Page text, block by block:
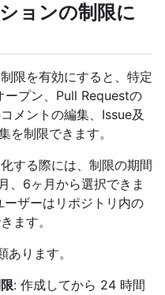
ョンの制限に
限を有効にすると、特定
ープン、Pull Requestの
メントの編集、Issue及
を制限できます。
する際には、制限の期間
、6ヶ月から選択できま
ザーはリポジトリ内の
ます。
ります。
: 作成してから 24 時間